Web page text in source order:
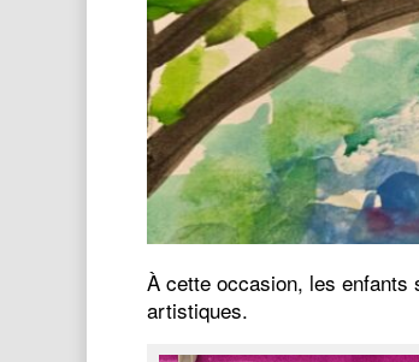
À cette occasion, les
artistiques.